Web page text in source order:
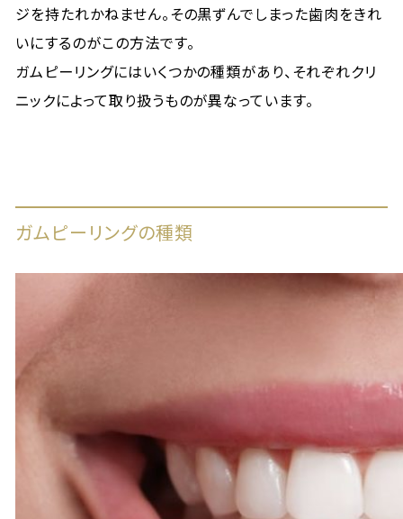
ジを持たれかねません。その黒ずんでしまった歯肉をきれ
いにするのがこの方法です。
ガムピーリングにはいくつかの種類があり、それぞれクリ
ニックによって取り扱うものが異なっています。
ガムピーリングの種類